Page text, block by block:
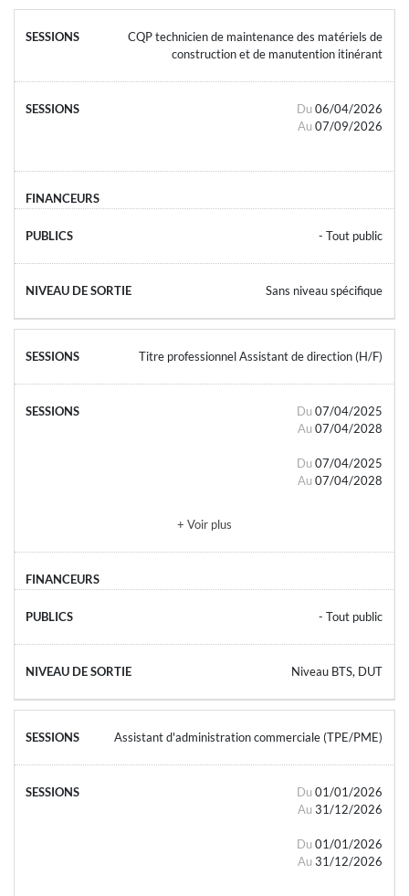
CQP technicien de maintenance des matériels de
construction et de manutention itinérant
Du 06/04/2026
Au 07/09/2026
- Tout public
Sans niveau spécifique
Titre professionnel Assistant de direction (H/F)
Du 07/04/2025
Au 07/04/2028
Du 07/04/2025
Au 07/04/2028
+ Voir plus
- Tout public
Niveau BTS, DUT
Assistant d'administration commerciale (TPE/PME)
Du 01/01/2026
Au 31/12/2026
Du 01/01/2026
Au 31/12/2026